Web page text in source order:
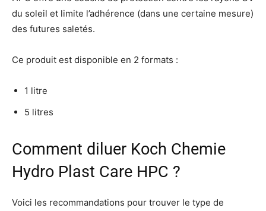
du soleil et limite l’adhérence (dans une certaine mesure)
des futures saletés.
Ce produit est disponible en 2 formats :
1 litre
5 litres
Comment diluer Koch Chemie
Hydro Plast Care HPC ?
Voici les recommandations pour trouver le type de